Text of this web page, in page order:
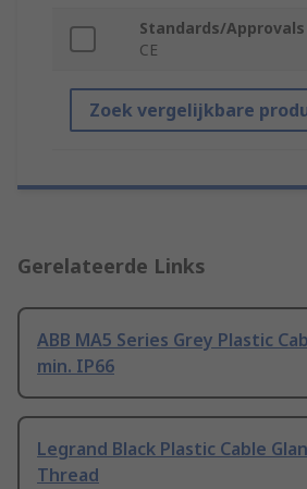
Standards/Approvals
CE
Zoek vergelijkbare
Gerelateerde Links
ABB MA5 Series Grey Plastic
min. IP66
Legrand Black Plastic Cable
Thread